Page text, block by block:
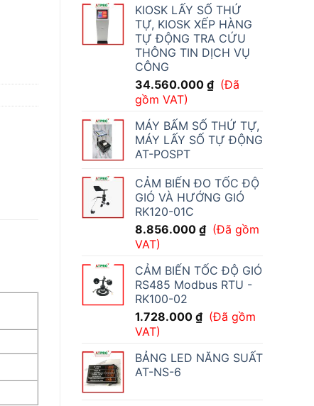
KIOSK LẤY SỐ THỨ
TỰ, KIOSK XẾP HÀNG
TỰ ĐỘNG TRA CỨU
THÔNG TIN DỊCH VỤ
CÔNG
34.560.000 ₫ (Đã
gồm VAT)
MÁY BẤM SỐ THỨ TỰ,
MÁY LẤY SỐ TỰ ĐỘNG
AT-POSPT
CẢM BIẾN ĐO TỐC ĐỘ
GIÓ VÀ HƯỚNG GIÓ
RK120-01C
8.856.000 ₫ (Đã gồm
VAT)
CẢM BIẾN TỐC ĐỘ GIÓ
RS485 Modbus RTU -
RK100-02
1.728.000 ₫ (Đã gồm
VAT)
BẢNG LED NĂNG SUẤT
AT-NS-6